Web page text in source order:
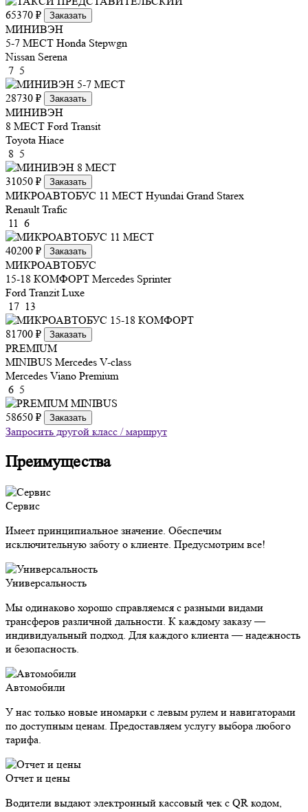
65370 ₽ Заказать
МИНИВЭН
5-7 МЕСТ Honda Stepwgn
Nissan Serena
7 5
28730 ₽ Заказать
МИНИВЭН
8 МЕСТ Ford Transit
Toyota Hiace
8 5
31050 ₽ Заказать
МИКРОАВТОБУС 11 МЕСТ Hyundai Grand Starex
Renault Trafic
11 6
40200 ₽ Заказать
МИКРОАВТОБУС
15-18 КОМФОРТ Mercedes Sprinter
Ford Tranzit Luxe
17 13
81700 ₽ Заказать
PREMIUM
MINIBUS Mercedes V-class
Mercedes Viano Premium
6 5
58650 ₽ Заказать
Запросить другой класс / маршрут
Преимущества
Сервис
Имеет принципиальное значение. Обеспечим
исключительную заботу о клиенте. Предусмотрим все!
Универсальность
Мы одинаково хорошо справляемся с разными видами
трансферов различной дальности. К каждому заказу —
индивидуальный подход. Для каждого клиента — надежность
и безопасность.
Автомобили
У нас только новые иномарки с левым рулем и навигаторами
по доступным ценам. Предоставляем услугу выбора любого
тарифа.
Отчет и цены
Водители выдают электронный кассовый чек с QR кодом,